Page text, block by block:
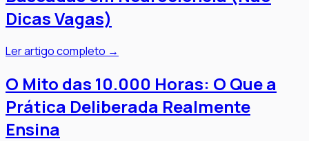
Dicas Vagas)
Ler artigo completo →
O Mito das 10.000 Horas: O Que a
Prática Deliberada Realmente
Ensina